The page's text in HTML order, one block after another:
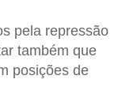
pela repressão
também que
posições de